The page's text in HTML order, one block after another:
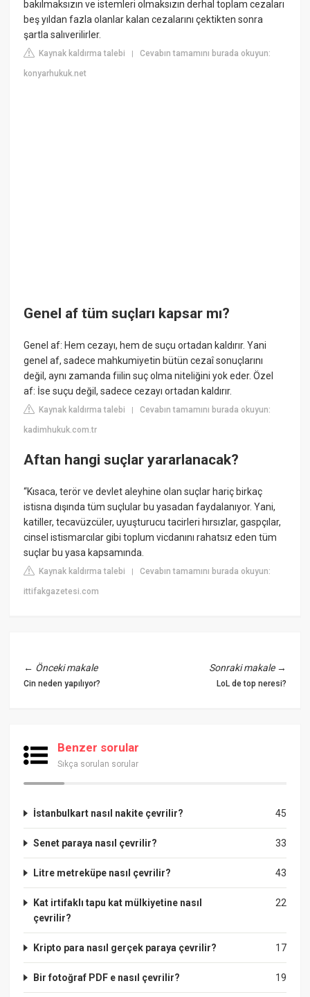
bakılmaksızın ve istemleri olmaksızın derhal toplam cezaları
beş yıldan fazla olanlar kalan cezalarını çektikten sonra
şartla salıverilirler.
Kaynak kaldırma talebi |Cevabın tamamını burada okuyun:
konyarhukuk.net
Genel af tüm suçları kapsar mı?
Genel af: Hem cezayı, hem de suçu ortadan kaldırır. Yani
genel af, sadece mahkumiyetin bütün cezaî sonuçlarını
değil, aynı zamanda fiilin suç olma niteliğini yok eder. Özel
af: İse suçu değil, sadece cezayı ortadan kaldırır.
Kaynak kaldırma talebi |Cevabın tamamını burada okuyun:
kadimhukuk.com.tr
Aftan hangi suçlar yararlanacak?
“Kısaca, terör ve devlet aleyhine olan suçlar hariç birkaç
istisna dışında tüm suçlular bu yasadan faydalanıyor. Yani,
katiller, tecavüzcüler, uyuşturucu tacirleri hırsızlar, gaspçılar,
cinsel istismarcılar gibi toplum vicdanını rahatsız eden tüm
suçlar bu yasa kapsamında.
Kaynak kaldırma talebi |Cevabın tamamını burada okuyun:
ittifakgazetesi.com
← Önceki makale
Cin neden yapılıyor?
Sonraki makale→
LoL de top neresi?
Benzer sorular
Sıkça sorulan sorular
45
İstanbulkart nasıl nakite çevrilir?
33
Senet paraya nasıl çevrilir?
43
Litre metreküpe nasıl çevrilir?
22
Kat irtifaklı tapu kat mülkiyetine nasıl
çevrilir?
17
Kripto para nasıl gerçek paraya çevrilir?
19
Bir fotoğraf PDF e nasıl çevrilir?